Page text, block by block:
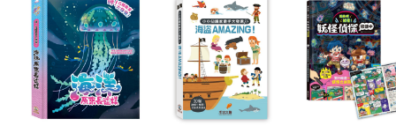
４．使用「AFTEE先享後付」時，將依據個別帳號之用戶狀況，依本公司即
時審查核予不同之上限額度；若仍有額度不足之情形，本公司將視審查結果
請求用戶進行身份認證。
５．嚴禁一人註冊多個帳號或使用他人資訊註冊。若發現惡意使用之情形，
恩沛科技股份有限公司將有權停止該用戶之使用額度並採取法律行動。